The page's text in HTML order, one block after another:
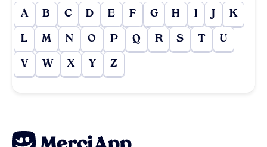
A B C D E F G H I J K
L M N O P Q R S T U
V W X Y Z